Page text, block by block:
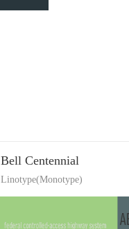
Bell Centennial
Linotype(Monotype)